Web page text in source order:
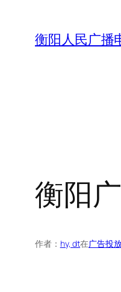
衡阳人民广播
衡阳
作者： hy, dt在广告投